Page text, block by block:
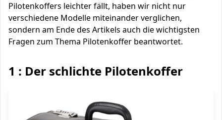
Pilotenkoffers leichter fällt, haben wir nicht nur
verschiedene Modelle miteinander verglichen,
sondern am Ende des Artikels auch die wichtigsten
Fragen zum Thema Pilotenkoffer beantwortet.
1 : Der schlichte Pilotenkoffer